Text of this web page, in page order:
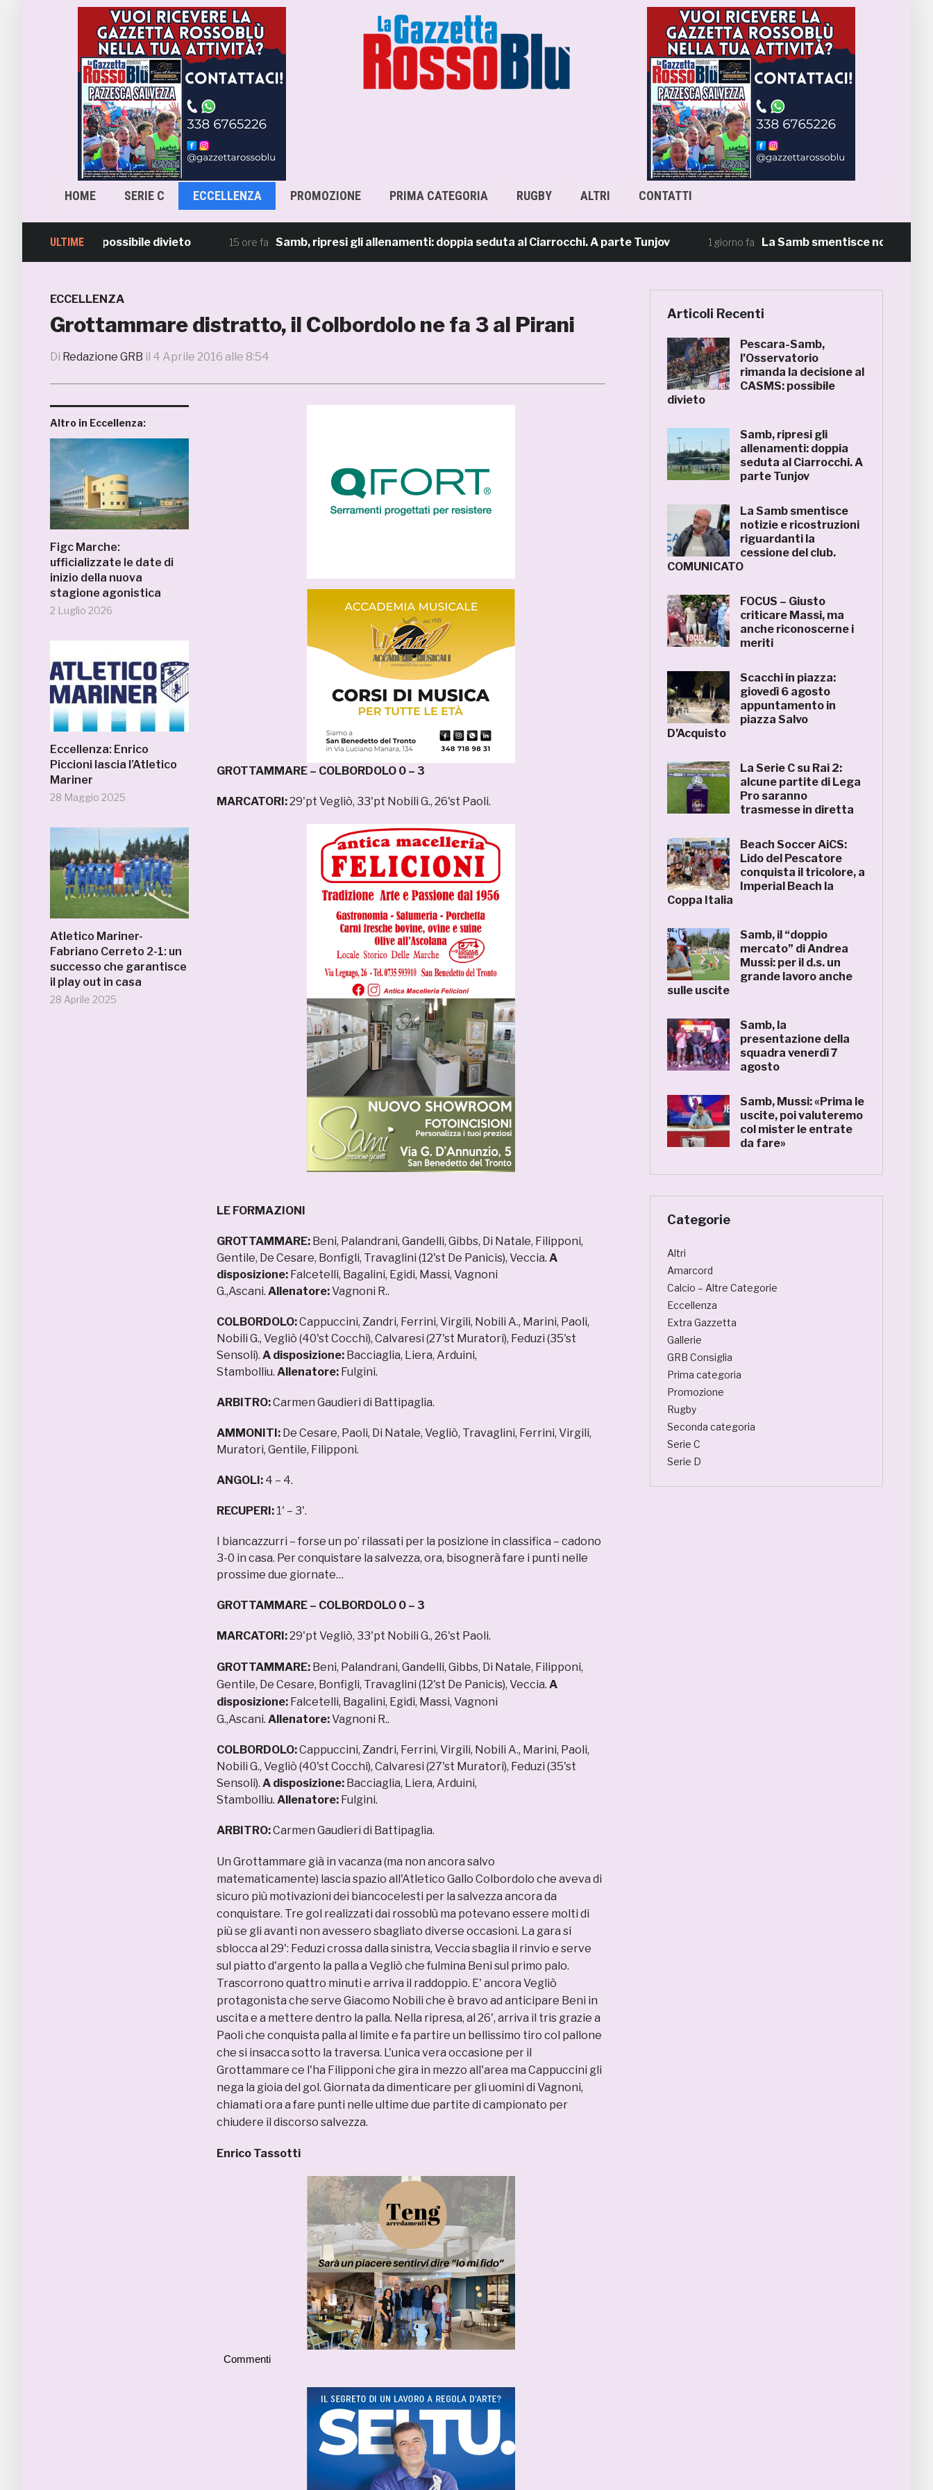
HOME SERIE C ECCELLENZA PROMOZIONE PRIMA CATEGORIA RUGBY ALTRI CONTATTI
ULTIME
CASMS: possibile divieto 15 ore fa Samb, ripresi gli allenamenti: doppia seduta al Ciarrocchi. A parte Tunjov 1 giorno fa La Samb smentisce notizie e
ECCELLENZA
Grottammare distratto, il Colbordolo ne fa 3 al Pirani
Di Redazione GRB il 4 Aprile 2016 alle 8:54
Altro in Eccellenza:
Figc Marche:
ufficializzate le date di
inizio della nuova
stagione agonistica
2 Luglio 2026
Eccellenza: Enrico
Piccioni lascia l’Atletico
Mariner
28 Maggio 2025
Atletico Mariner-
Fabriano Cerreto 2-1: un
successo che garantisce
il play out in casa
28 Aprile 2025
GROTTAMMARE – COLBORDOLO 0 – 3
MARCATORI:29'pt Vegliò, 33'pt Nobili G., 26'st Paoli.
LE FORMAZIONI
GROTTAMMARE: Beni, Palandrani, Gandelli, Gibbs, Di Natale, Filipponi,
Gentile, De Cesare, Bonfigli, Travaglini (12'st De Panicis), Veccia. A
disposizione: Falcetelli, Bagalini, Egidi, Massi, Vagnoni
G.,Ascani. Allenatore:Vagnoni R..
COLBORDOLO:Cappuccini, Zandri, Ferrini, Virgili, Nobili A., Marini, Paoli,
Nobili G., Vegliò (40'st Cocchi), Calvaresi (27'st Muratori), Feduzi (35'st
Sensoli). A disposizione: Bacciaglia, Liera, Arduini,
Stambolliu. Allenatore: Fulgini.
ARBITRO:Carmen Gaudieri di Battipaglia.
AMMONITI: De Cesare, Paoli, Di Natale, Vegliò, Travaglini, Ferrini, Virgili,
Muratori, Gentile, Filipponi.
ANGOLI: 4 – 4.
RECUPERI: 1' – 3'.
I biancazzurri – forse un po’ rilassati per la posizione in classifica – cadono
3-0 in casa. Per conquistare la salvezza, ora, bisognerà fare i punti nelle
prossime due giornate…
GROTTAMMARE – COLBORDOLO 0 – 3
MARCATORI:29'pt Vegliò, 33'pt Nobili G., 26'st Paoli.
GROTTAMMARE: Beni, Palandrani, Gandelli, Gibbs, Di Natale, Filipponi,
Gentile, De Cesare, Bonfigli, Travaglini (12'st De Panicis), Veccia. A
disposizione: Falcetelli, Bagalini, Egidi, Massi, Vagnoni
G.,Ascani. Allenatore:Vagnoni R..
COLBORDOLO:Cappuccini, Zandri, Ferrini, Virgili, Nobili A., Marini, Paoli,
Nobili G., Vegliò (40'st Cocchi), Calvaresi (27'st Muratori), Feduzi (35'st
Sensoli). A disposizione: Bacciaglia, Liera, Arduini,
Stambolliu. Allenatore: Fulgini.
ARBITRO:Carmen Gaudieri di Battipaglia.
Un Grottammare già in vacanza (ma non ancora salvo
matematicamente) lascia spazio all'Atletico Gallo Colbordolo che aveva di
sicuro più motivazioni dei biancocelesti per la salvezza ancora da
conquistare. Tre gol realizzati dai rossoblù ma potevano essere molti di
più se gli avanti non avessero sbagliato diverse occasioni. La gara si
sblocca al 29': Feduzi crossa dalla sinistra, Veccia sbaglia il rinvio e serve
sul piatto d'argento la palla a Vegliò che fulmina Beni sul primo palo.
Trascorrono quattro minuti e arriva il raddoppio. E' ancora Vegliò
protagonista che serve Giacomo Nobili che è bravo ad anticipare Beni in
uscita e a mettere dentro la palla. Nella ripresa, al 26', arriva il tris grazie a
Paoli che conquista palla al limite e fa partire un bellissimo tiro col pallone
che si insacca sotto la traversa. L'unica vera occasione per il
Grottammare ce l'ha Filipponi che gira in mezzo all'area ma Cappuccini gli
nega la gioia del gol. Giornata da dimenticare per gli uomini di Vagnoni,
chiamati ora a fare punti nelle ultime due partite di campionato per
chiudere il discorso salvezza.
Enrico Tassotti
Commenti
Articoli Recenti
Pescara-Samb,
l’Osservatorio
rimanda la decisione al
CASMS: possibile
divieto
Samb, ripresi gli
allenamenti: doppia
seduta al Ciarrocchi. A
parte Tunjov
La Samb smentisce
notizie e ricostruzioni
riguardanti la
cessione del club.
COMUNICATO
FOCUS – Giusto
criticare Massi, ma
anche riconoscerne i
meriti
Scacchi in piazza:
giovedì 6 agosto
appuntamento in
piazza Salvo
D’Acquisto
La Serie C su Rai 2:
alcune partite di Lega
Pro saranno
trasmesse in diretta
Beach Soccer AiCS:
Lido del Pescatore
conquista il tricolore, a
Imperial Beach la
Coppa Italia
Samb, il “doppio
mercato” di Andrea
Mussi: per il d.s. un
grande lavoro anche
sulle uscite
Samb, la
presentazione della
squadra venerdì 7
agosto
Samb, Mussi: «Prima le
uscite, poi valuteremo
col mister le entrate
da fare»
Categorie
Altri
Amarcord
Calcio – Altre Categorie
Eccellenza
Extra Gazzetta
Gallerie
GRB Consiglia
Prima categoria
Promozione
Rugby
Seconda categoria
Serie C
Serie D